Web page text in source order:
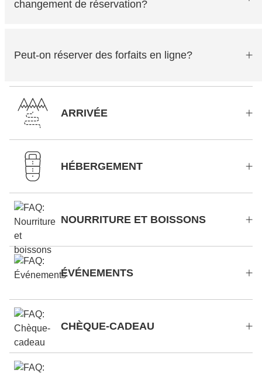
changement de réservation?
Peut-on réserver des forfaits en ligne?
ARRIVÉE
HÉBERGEMENT
NOURRITURE ET BOISSONS
ÉVÉNEMENTS
CHÈQUE-CADEAU